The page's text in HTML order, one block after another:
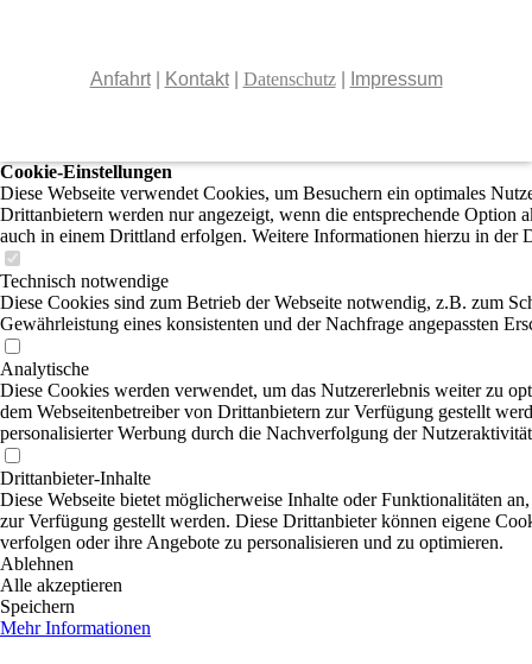
Anfahrt| Kontakt| Datenschutz| Impressum
Cookie-Einstellungen
Diese Webseite verwendet Cookies, um Besuchern ein optimales
Drittanbietern werden nur angezeigt, wenn die entsprechende Option
auch in einem Drittland erfolgen. Weitere Informationen hierzu in der
Technisch notwendige
Diese Cookies sind zum Betrieb der Webseite notwendig, z.B. zum
Gewährleistung eines konsistenten und der Nachfrage angepassten
Analytische
Diese Cookies werden verwendet, um das Nutzererlebnis weiter zu
dem Webseitenbetreiber von Drittanbietern zur Verfügung gestellt
personalisierter Werbung durch die Nachverfolgung der
Drittanbieter-Inhalte
Diese Webseite bietet möglicherweise Inhalte oder Funktionalitäten
zur Verfügung gestellt werden. Diese Drittanbieter können eigene
verfolgen oder ihre Angebote zu personalisieren und zu optimieren.
Ablehnen
Alle akzeptieren
Speichern
Mehr Informationen